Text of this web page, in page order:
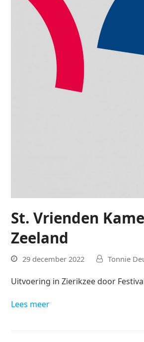
St. Vrienden
Zeeland
29 december 2022 Tonnie
Uitvoering in Zierikzee door
Lees meer